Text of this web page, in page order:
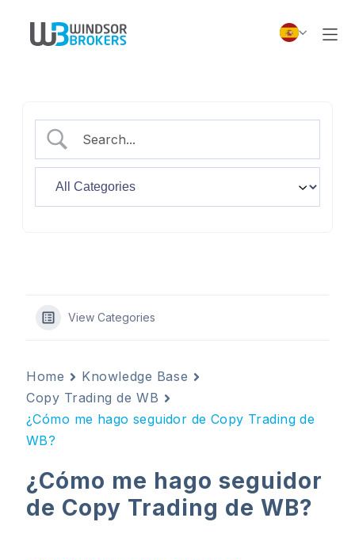
View Categories
Home
Knowledge Base
Copy Trading de WB
¿Cómo me hago seguidor de Copy Trading de
WB?
¿Cómo me hago seguidor
de Copy Trading de WB?